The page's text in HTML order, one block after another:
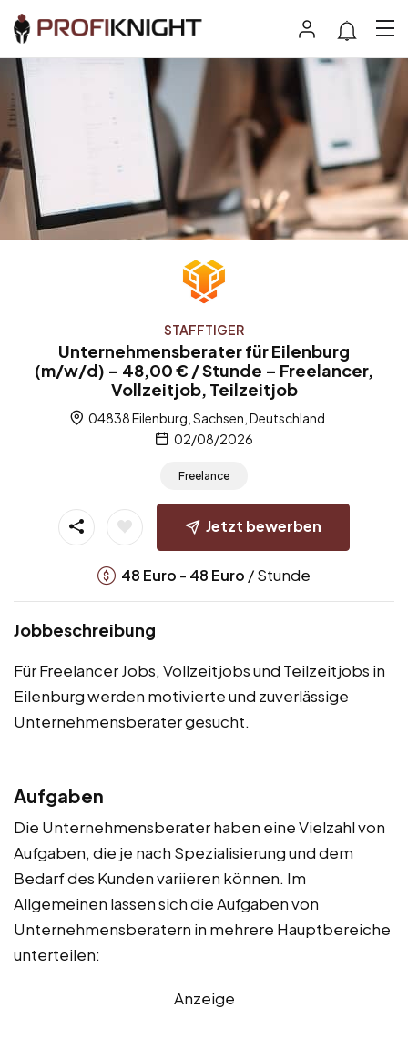
STAFFTIGER
Unternehmensberater für Eilenburg
(m/w/d) – 48,00 € / Stunde – Freelancer,
Vollzeitjob, Teilzeitjob
04838 Eilenburg, Sachsen, Deutschland
02/08/2026
Freelance
Jetzt bewerben
48 Euro - 48 Euro / Stunde
Jobbeschreibung
Für Freelancer Jobs, Vollzeitjobs und Teilzeitjobs in
Eilenburg werden motivierte und zuverlässige
Unternehmensberater gesucht.
Aufgaben
Die Unternehmensberater haben eine Vielzahl von
Aufgaben, die je nach Spezialisierung und dem
Bedarf des Kunden variieren können. Im
Allgemeinen lassen sich die Aufgaben von
Unternehmensberatern in mehrere Hauptbereiche
unterteilen:
Anzeige